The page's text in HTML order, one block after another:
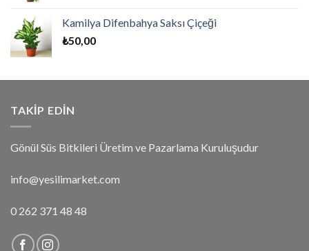
Kamilya Difenbahya Saksı Çiçeği
₺50,00
TAKIP EDIN
Gönül Süs Bitkileri Üretim ve Pazarlama Kuruluşudur
info@yesilimarket.com
0 262 371 48 48